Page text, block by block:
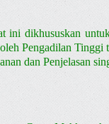
ini dikhususkan
Pengadilan Tinggi
dan Penjelasan